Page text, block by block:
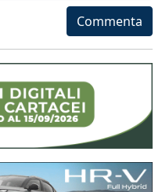
Commenta